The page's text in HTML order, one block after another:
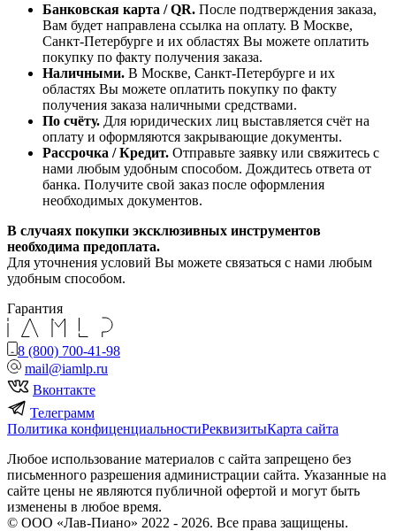
Банковская карта / QR. После подтверждения заказа,
Вам будет направлена ссылка на оплату. В Москве,
Санкт-Петербурге и их областях Вы можете оплатить
покупку по факту получения заказа.
Наличными. В Москве, Санкт-Петербурге и их
областях Вы можете оплатить покупку по факту
получения заказа наличными средствами.
По счёту. Для юридических лиц выставляется счёт на
оплату и оформляются закрывающие документы.
Рассрочка / Кредит. Отправьте заявку или свяжитесь с
нами любым удобным способом. Дождитесь ответа от
банка. Получите свой заказ после оформления
необходимых документов.
В случаях покупки эксклюзивных инструментов
необходима предоплата.
Для уточнения условий Вы можете связаться с нами любым
удобным способом.
Гарантия
8 (800) 700-41-98
mail@iamlp.ru
Вконтакте
Телеграмм
Политика конфиценциальностиРеквизитыКарта сайта
Любое использование материалов с сайта запрещено без
письменного разрешения администрации сайта. Указанные на
сайте цены не являются публичной офертой и могут быть
изменены в любое время.
© ООО «Лав-Пиано» 2022 - 2026. Все права защищены.